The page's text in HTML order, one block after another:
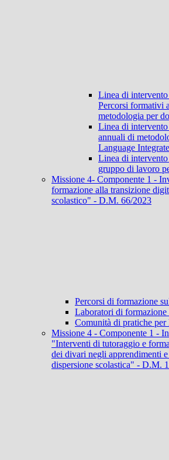
Linea di
Percorsi formativi
metodologia per
Linea di
annuali di
Language
Linea di
gruppo di lavoro
Missione 4- Componente 1 -
formazione alla transizione
scolastico" - D.M. 66/2023
Percorsi di formazione
Laboratori di formazione
Comunità di pratiche per
Missione 4 - Componente 1 -
"Interventi di tutoraggio e
dei divari negli apprendimenti
dispersione scolastica" - D.M.